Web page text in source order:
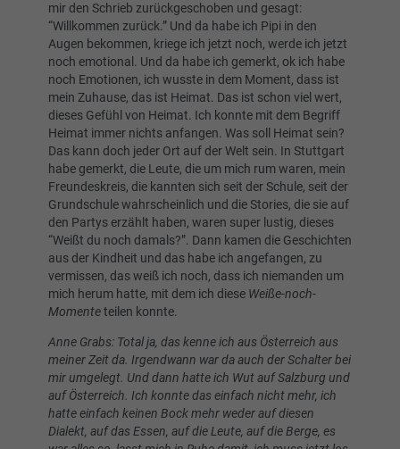
mir den Schrieb zurückgeschoben und gesagt:
“Willkommen zurück.” Und da habe ich Pipi in den
Augen bekommen, kriege ich jetzt noch, werde ich jetzt
noch emotional. Und da habe ich gemerkt, ok ich habe
noch Emotionen, ich wusste in dem Moment, dass ist
mein Zuhause, das ist Heimat. Das ist schon viel wert,
dieses Gefühl von Heimat. Ich konnte mit dem Begriff
Heimat immer nichts anfangen. Was soll Heimat sein?
Das kann doch jeder Ort auf der Welt sein. In Stuttgart
habe gemerkt, die Leute, die um mich rum waren, mein
Freundeskreis, die kannten sich seit der Schule, seit der
Grundschule wahrscheinlich und die Stories, die sie auf
den Partys erzählt haben, waren super lustig, dieses
“Weißt du noch damals?”. Dann kamen die Geschichten
aus der Kindheit und das habe ich angefangen, zu
vermissen, das weiß ich noch, dass ich niemanden um
mich herum hatte, mit dem ich diese Weiße-noch-
Momenteteilen konnte.
Anne Grabs: Total ja, das kenne ich aus Österreich aus
meiner Zeit da. Irgendwann war da auch der Schalter bei
mir umgelegt. Und dann hatte ich Wut auf Salzburg und
auf Österreich. Ich konnte das einfach nicht mehr, ich
hatte einfach keinen Bock mehr weder auf diesen
Dialekt, auf das Essen, auf die Leute, auf die Berge, es